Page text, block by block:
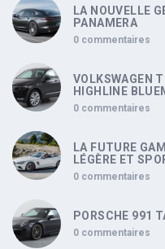
LA NOUVELLE
PANAMERA
0 commentaires
VOLKSWAGEN
HIGHLINE
0 commentaires
LA FUTURE
LÉGÈRE ET
0 commentaires
PORSCHE 991
0 commentaires